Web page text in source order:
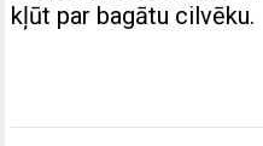
kļūt par bagātu cilvēku.